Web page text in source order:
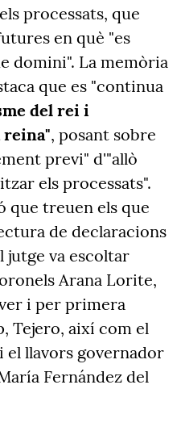
processats, que
en què "es
domini". La memòria
que es "continua
del rei i
reina", posant sobre
previ" d'"allò
els processats".
que treuen els que
de declaracions
jutge va escoltar
Arana Lorite,
i per primera
Tejero, així com el
el llavors governador
Fernández del